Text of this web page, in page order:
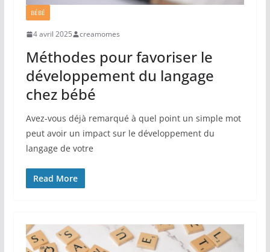
BÉBÉ
4 avril 2025 creamomes
Méthodes pour favoriser le
développement du langage
chez bébé
Avez-vous déjà remarqué à quel point un simple mot
peut avoir un impact sur le développement du
langage de votre
Read More